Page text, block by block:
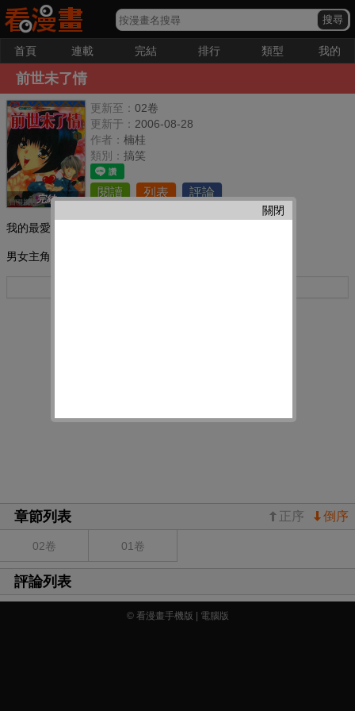
首頁 連載 完結 排行 類型 我的
前世未了情
完結
更新至： 02卷
更新于： 2006-08-28
作者： 楠桂
類別： 搞笑
閱讀 列表 評論
我的最愛：
男女主角因為前世的情緣今生再度相聚。
章節列表 倒序
正序
02卷 01卷
評論列表
關閉
© 看漫畫手機版 | 電腦版